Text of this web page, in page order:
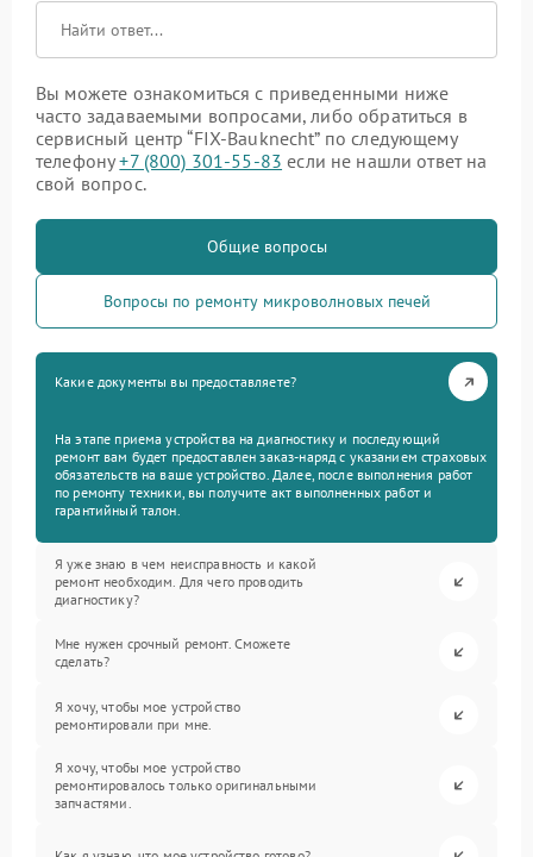
Вы можете ознакомиться с приведенными ниже
часто задаваемыми вопросами, либо обратиться в
сервисный центр “FIX-Bauknecht” по следующему
телефону+7 (800) 301-55-83 если не нашли ответ на
свой вопрос.
Общие вопросы
Вопросы по ремонту микроволновых печей
Какие документы вы предоставляете?
На этапе приема устройства на диагностику и последующий
ремонт вам будет предоставлен заказ-наряд с указанием страховых
обязательств на ваше устройство. Далее, после выполнения работ
по ремонту техники, вы получите акт выполненных работ и
гарантийный талон.
Я уже знаю в чем неисправность и какой
ремонт необходим. Для чего проводить
диагностику?
Мне нужен срочный ремонт. Сможете
сделать?
Я хочу, чтобы мое устройство
ремонтировали при мне.
Я хочу, чтобы мое устройство
ремонтировалось только оригинальными
запчастями.